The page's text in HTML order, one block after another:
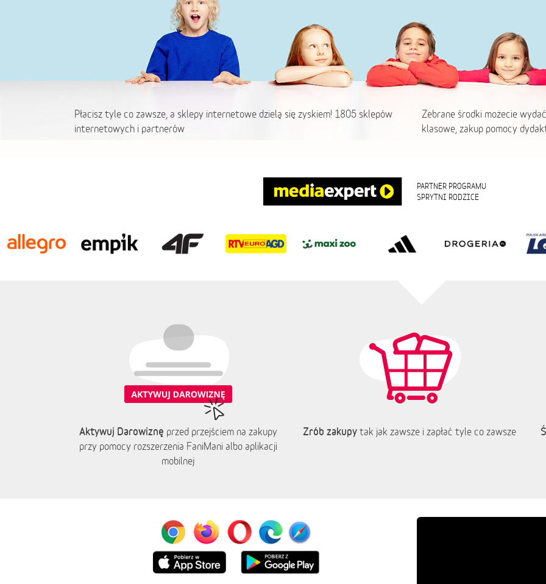
Płacisz tyle co zawsze, a sklepy internetowe dzielą się zyskiem! 1805 sklepów
internetowych i partnerów
Zebrane środki możecie
klasowe, zakup pomocy
PARTNER PROGRAMU
SPRYTNI RODZICE
Aktywuj Darowiznę przed przejściem na zakupy
przy pomocy rozszerzenia FaniMani albo aplikacji
mobilnej
Zrób zakupy tak jak zawsze i zapłać tyle co zawsze